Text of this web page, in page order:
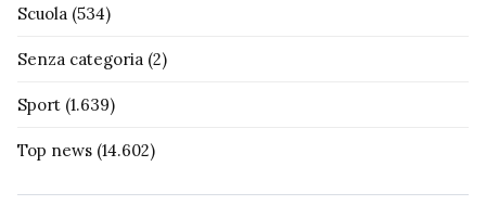
Scuola (534)
Senza categoria (2)
Sport (1.639)
Top news (14.602)